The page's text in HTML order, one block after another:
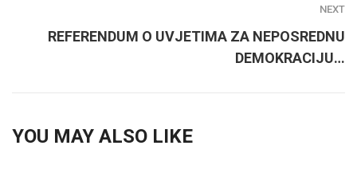
NEXT
REFERENDUM O UVJETIMA ZA NEPOSREDNU
DEMOKRACIJU…
YOU MAY ALSO LIKE